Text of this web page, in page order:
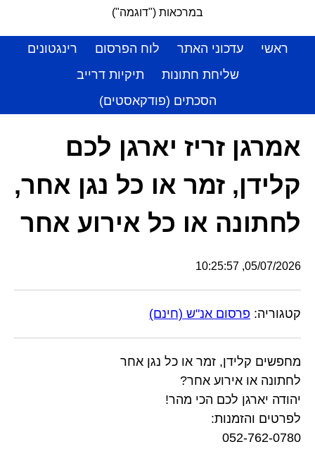
במרכאות ("דוגמה")
ראשי עדכוני האתר לוח הפרסום
רינגטונים
שליחת חתונות
תיקיות דרייב
הסכתים (פודקאסטים)
אמרגן זריז יארגן לכם
קלידן, זמר או כל נגן אחר,
לחתונה או כל אירוע אחר
05/07/2026, 10:25:57
קטגוריה: פרסום אנ"ש (חינם)
מחפשים קלידן, זמר או כל נגן אחר
לחתונה או אירוע אחר?
יהודה יארגן לכם הכי מהר!
לפרטים והזמנות:
052-762-0780